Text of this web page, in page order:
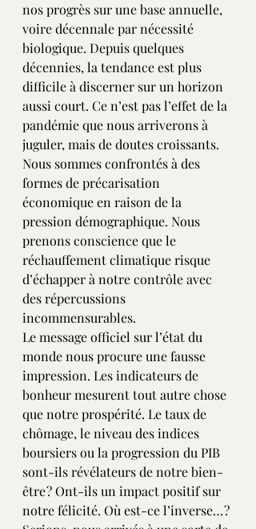
nos progrès sur une base annuelle,
voire décennale par nécessité
biologique. Depuis quelques
décennies, la tendance est plus
difficile à discerner sur un horizon
aussi court. Ce n’est pas l’effet de la
pandémie que nous arriverons à
juguler, mais de doutes croissants.
Nous sommes confrontés à des
formes de précarisation
économique en raison de la
pression démographique. Nous
prenons conscience que le
réchauffement climatique risque
d’échapper à notre contrôle avec
des répercussions
incommensurables.
Le message officiel sur l’état du
monde nous procure une fausse
impression. Les indicateurs de
bonheur mesurent tout autre chose
que notre prospérité. Le taux de
chômage, le niveau des indices
boursiers ou la progression du PIB
sont-ils révélateurs de notre bien-
être ? Ont-ils un impact positif sur
notre félicité. Où est-ce l’inverse… ?